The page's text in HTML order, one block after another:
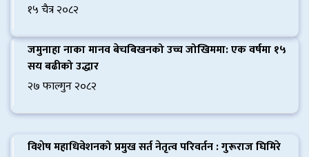
१५ चैत्र २०८२
जमुनाहा नाका मानव बेचबिखनको उच्च जोखिममा: एक वर्षमा १५
सय बढीको उद्धार
२७ फाल्गुन २०८२
विशेष महाधिवेशनको प्रमुख सर्त नेतृत्व परिवर्तन : गुरूराज घिमिरे